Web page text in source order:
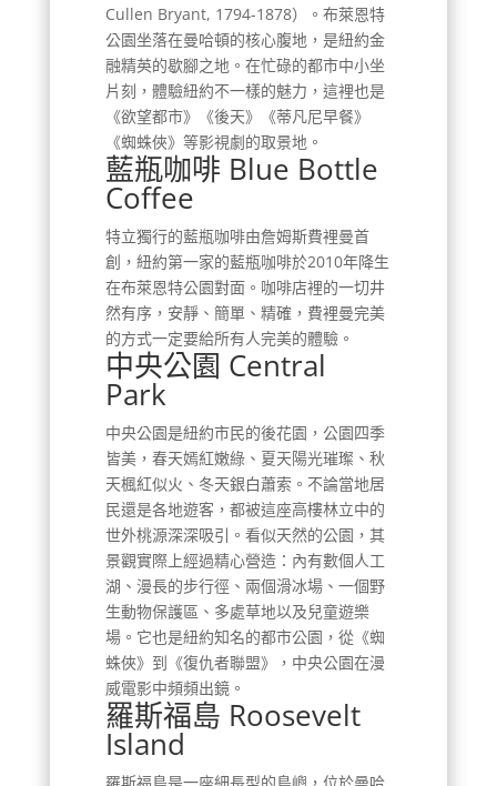
Cullen Bryant, 1794-1878）。布萊恩特
公園坐落在曼哈頓的核心腹地，是紐約金
融精英的歇腳之地。在忙碌的都市中小坐
片刻，體驗紐約不一樣的魅力，這裡也是
《欲望都市》《後天》《蒂凡尼早餐》
《蜘蛛俠》等影視劇的取景地。
藍瓶咖啡 Blue Bottle
Coffee
特立獨行的藍瓶咖啡由詹姆斯費裡曼首
創，紐約第一家的藍瓶咖啡於2010年降生
在布萊恩特公園對面。咖啡店裡的一切井
然有序，安靜、簡單、精確，費裡曼完美
的方式一定要給所有人完美的體驗。
中央公園 Central
Park
中央公園是紐約市民的後花園，公園四季
皆美，春天嫣紅嫩綠、夏天陽光璀璨、秋
天楓紅似火、冬天銀白蕭索。不論當地居
民還是各地遊客，都被這座高樓林立中的
世外桃源深深吸引。看似天然的公園，其
景觀實際上經過精心營造：內有數個人工
湖、漫長的步行徑、兩個滑冰場、一個野
生動物保護區、多處草地以及兒童遊樂
場。它也是紐約知名的都市公園，從《蜘
蛛俠》到《復仇者聯盟》，中央公園在漫
威電影中頻頻出鏡。
羅斯福島 Roosevelt
Island